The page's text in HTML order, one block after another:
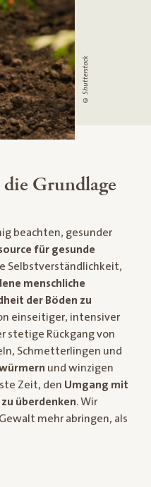
© Shutterstock
Grundlage
beachten, gesunder
für gesunde
Selbstverständlichkeit,
menschliche
der Böden zu
einseitiger, intensiver
stetige Rückgang von
Schmetterlingen und
und winzigen
Zeit, den Umgang mit
überdenken. Wir
mehr abringen, als